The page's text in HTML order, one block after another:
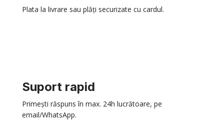
Plata la livrare sau plăți securizate cu cardul.
Suport rapid
Primești răspuns în max. 24h lucrătoare, pe
email/WhatsApp.